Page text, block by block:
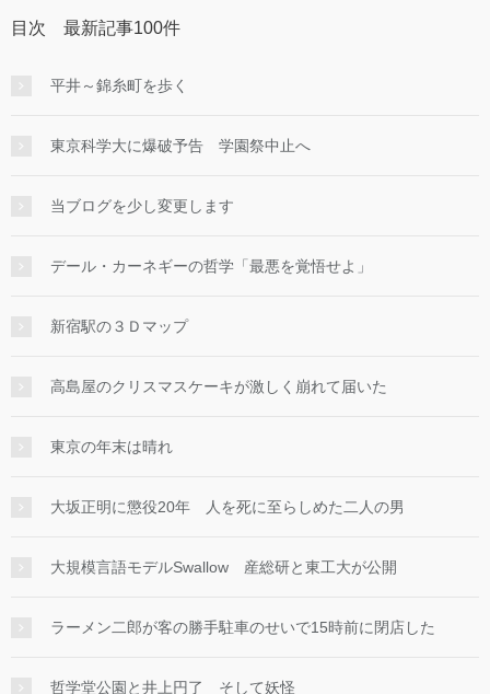
目次 最新記事100件
平井～錦糸町を歩く
東京科学大に爆破予告 学園祭中止へ
当ブログを少し変更します
デール・カーネギーの哲学「最悪を覚悟せよ」
新宿駅の３Ｄマップ
高島屋のクリスマスケーキが激しく崩れて届いた
東京の年末は晴れ
大坂正明に懲役20年 人を死に至らしめた二人の男
大規模言語モデルSwallow 産総研と東工大が公開
ラーメン二郎が客の勝手駐車のせいで15時前に閉店した
哲学堂公園と井上円了 そして妖怪